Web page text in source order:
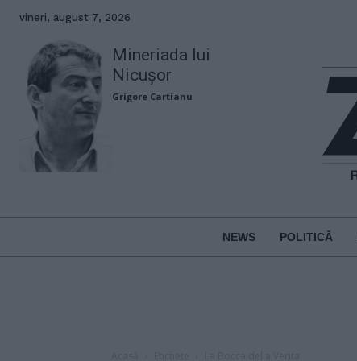
vineri, august 7, 2026
Mineriada lui
Nicușor
Grigore Cartianu
NEWS POLITICĂ